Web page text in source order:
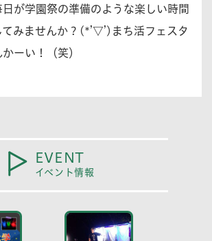
が学園祭の準備のような楽しい時間
てみませんか？(*’▽’)まち活フェスタ
ーい！（笑）
EVENT
イベント情報